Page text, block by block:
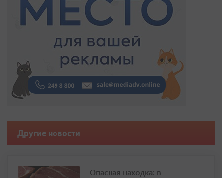
Другие новости
Опасная находка: в